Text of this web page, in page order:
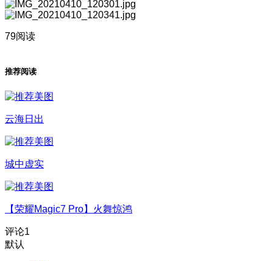
79阅读
推荐阅读
云海日出
城中虚实
【荣耀Magic7 Pro】火舞惊鸿
评论1
默认